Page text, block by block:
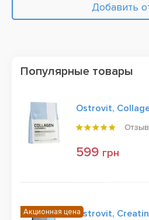
Добавить
Популярные товары
Ostrovit,
599 грн
Ostrovit,
Акционная цена